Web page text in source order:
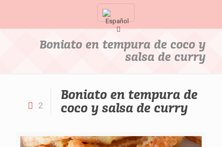
Boniato en tempura de coco y
salsa de curry
2
Boniato en tempura de
coco y salsa de curry